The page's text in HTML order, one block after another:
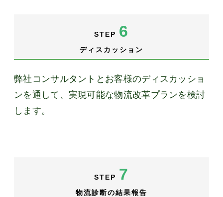
STEP 6
ディスカッション
弊社コンサルタントとお客様のディスカッショ
ンを通して、実現可能な物流改革プランを検討
します。
STEP 7
物流診断の結果報告